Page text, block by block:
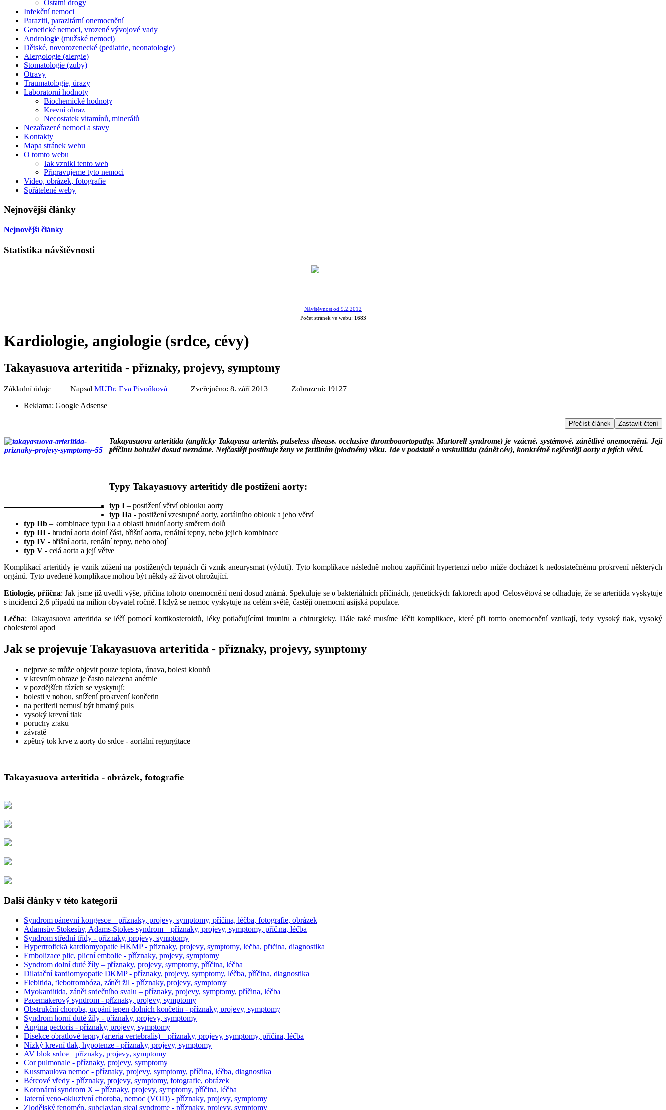
Ostatní drogy
Infekční nemoci
Paraziti, parazitární onemocnění
Genetické nemoci, vrozené vývojové vady
Andrologie (mužské nemoci)
Dětské, novorozenecké (pediatrie, neonatologie)
Alergologie (alergie)
Stomatologie (zuby)
Otravy
Traumatologie, úrazy
Laboratorní hodnoty
Biochemické hodnoty
Krevní obraz
Nedostatek vitamínů, minerálů
Nezařazené nemoci a stavy
Kontakty
Mapa stránek webu
O tomto webu
Jak vznikl tento web
Připravujeme tyto nemoci
Video, obrázek, fotografie
Spřátelené weby
Nejnovější články
Nejnovější články
Statistika návštěvnosti
Návštěvnost od 9.2.2012
Počet stránek ve webu: 1683
Kardiologie, angiologie (srdce, cévy)
Takayasuova arteritida - příznaky, projevy, symptomy
Základní údaje Napsal MUDr. Eva Pivoňková Zveřejněno: 8. září 2013
Zobrazení: 19127
Reklama: Google Adsense
Přečíst článek Zastavit čtení
Takayasuova arteritida (anglicky Takayasu arteritis, pulseless disease, occlusive thromboaortopathy, Martorell syndrome) je vzácné, systémové, zánětlivé onemocnění. Její
příčinu bohužel dosud neznáme. Nejčastěji postihuje ženy ve fertilním (plodném) věku. Jde v podstatě o vaskulitidu (zánět cév), konkrétně nejčastěji aorty a jejích větví.
Typy Takayasuovy arteritidy dle postižení aorty:
typ I – postižení větví oblouku aorty
typ IIa - postižení vzestupné aorty, aortálního oblouk a jeho větví
typ IIb – kombinace typu IIa a oblasti hrudní aorty směrem dolů
typ III - hrudní aorta dolní část, břišní aorta, renální tepny, nebo jejich kombinace
typ IV - břišní aorta, renální tepny, nebo obojí
typ V - celá aorta a její větve
Komplikací arteritidy je vznik zúžení na postižených tepnách či vznik aneurysmat (výdutí). Tyto komplikace následně mohou zapříčinit hypertenzi nebo může docházet k nedostatečnému prokrvení některých
orgánů. Tyto uvedené komplikace mohou být někdy až život ohrožující.
Etiologie, příična: Jak jsme již uvedli výše, příčina tohoto onemocnění není dosud známá. Spekuluje se o bakteriálních příčinách, genetických faktorech apod. Celosvětová se odhaduje, že se arteritida vyskytuje
s incidencí 2,6 případů na milion obyvatel ročně. I když se nemoc vyskytuje na celém světě, častěji onemocní asijská populace.
Léčba: Takayasuova arteritida se léčí pomocí kortikosteroidů, léky potlačujícími imunitu a chirurgicky. Dále také musíme léčit komplikace, které při tomto onemocnění vznikají, tedy vysoký tlak, vysoký
cholesterol apod.
Jak se projevuje Takayasuova arteritida - příznaky, projevy, symptomy
nejprve se může objevit pouze teplota, únava, bolest kloubů
v krevním obraze je často nalezena anémie
v pozdějších fázích se vyskytují:
bolesti v nohou, snížení prokrvení končetin
na periferii nemusí být hmatný puls
vysoký krevní tlak
poruchy zraku
závratě
zpětný tok krve z aorty do srdce - aortální regurgitace
Takayasuova arteritida - obrázek, fotografie
Další články v této kategorii
Syndrom pánevní kongesce – příznaky, projevy, symptomy, příčina, léčba, fotografie, obrázek
Adamsův-Stokesův, Adams-Stokes syndrom – příznaky, projevy, symptomy, příčina, léčba
Syndrom střední třídy - příznaky, projevy, symptomy
Hypertrofická kardiomyopatie HKMP - příznaky, projevy, symptomy, léčba, příčina, diagnostika
Embolizace plic, plicní embolie - příznaky, projevy, symptomy
Syndrom dolní duté žíly – příznaky, projevy, symptomy, příčina, léčba
Dilatační kardiomyopatie DKMP - příznaky, projevy, symptomy, léčba, příčina, diagnostika
Flebitida, flebotrombóza, zánět žil - příznaky, projevy, symptomy
Myokarditida, zánět srdečního svalu – příznaky, projevy, symptomy, příčina, léčba
Pacemakerový syndrom - příznaky, projevy, symptomy
Obstrukční choroba, ucpání tepen dolních končetin - příznaky, projevy, symptomy
Syndrom horní duté žíly - příznaky, projevy, symptomy
Angina pectoris - příznaky, projevy, symptomy
Disekce obratlové tepny (arteria vertebralis) – příznaky, projevy, symptomy, příčina, léčba
Nízký krevní tlak, hypotenze - příznaky, projevy, symptomy
AV blok srdce - příznaky, projevy, symptomy
Cor pulmonale - příznaky, projevy, symptomy
Kussmaulova nemoc - příznaky, projevy, symptomy, příčina, léčba, diagnostika
Bércové vředy - příznaky, projevy, symptomy, fotografie, obrázek
Koronární syndrom X – příznaky, projevy, symptomy, příčina, léčba
Jaterní veno-okluzivní choroba, nemoc (VOD) - příznaky, projevy, symptomy
Zlodějský fenomén, subclavian steal syndrome - příznaky, projevy, symptomy